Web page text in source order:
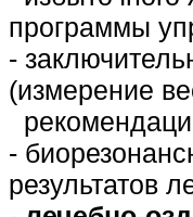
программы
-
(измерение
-
результатов